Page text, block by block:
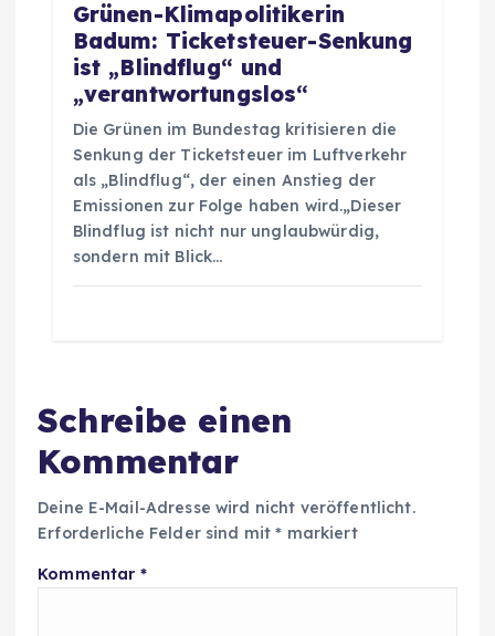
Grünen-Klimapolitikerin
Badum: Ticketsteuer-Senkung
ist „Blindflug“ und
„verantwortungslos“
Die Grünen im Bundestag kritisieren die
Senkung der Ticketsteuer im Luftverkehr
als „Blindflug“, der einen Anstieg der
Emissionen zur Folge haben wird.„Dieser
Blindflug ist nicht nur unglaubwürdig,
sondern mit Blick…
Schreibe einen
Kommentar
Deine E-Mail-Adresse wird nicht veröffentlicht.
Erforderliche Felder sind mit* markiert
Kommentar *